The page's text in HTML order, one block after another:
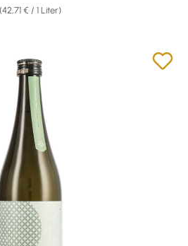
(42,71 € / 1 Liter)